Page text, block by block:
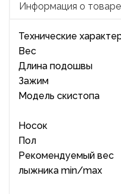
Информация о товаре
Технические
Вес
Длина подошвы
Зажим
Модель скистопа
Носок
Пол
Рекомендуемый вес
лыжника min/max